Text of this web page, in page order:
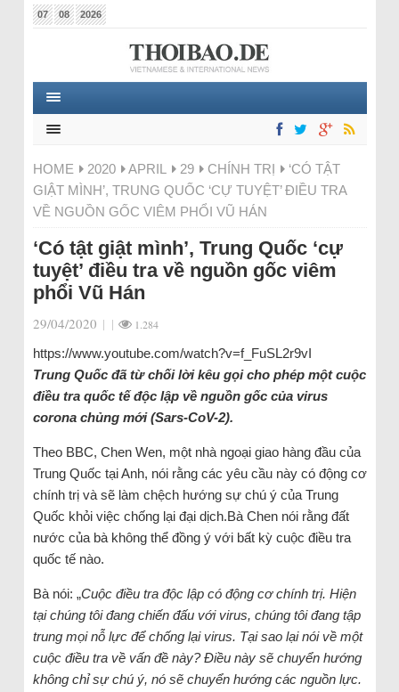
07 08 2026
HOME 2020 APRIL 29 CHÍNH TRỊ
‘CÓ TẬT
GIẬT MÌNH’, TRUNG QUỐC ‘CỰ TUYỆT’ ĐIỀU TRA
VỀ NGUỒN GỐC VIÊM PHỔI VŨ HÁN
‘Có tật giật mình’, Trung Quốc ‘cự
tuyệt’ điều tra về nguồn gốc viêm
phổi Vũ Hán
29/04/2020 | | 1.284
https://www.youtube.com/watch?v=f_FuSL2r9vI
Trung Quốc đã từ chối lời kêu gọi cho phép một cuộc
điều tra quốc tế độc lập về nguồn gốc của virus
corona chủng mới (Sars-CoV-2).
Theo BBC, Chen Wen, một nhà ngoại giao hàng đầu của
Trung Quốc tại Anh, nói rằng các yêu cầu này có động cơ
chính trị và sẽ làm chệch hướng sự chú ý của Trung
Quốc khỏi việc chống lại đại dịch.Bà Chen nói rằng đất
nước của bà không thể đồng ý với bất kỳ cuộc điều tra
quốc tế nào.
Bà nói: „Cuộc điều tra độc lập có động cơ chính trị. Hiện
tại chúng tôi đang chiến đấu với virus, chúng tôi đang tập
trung mọi nỗ lực để chống lại virus. Tại sao lại nói về một
cuộc điều tra về vấn đề này? Điều này sẽ chuyển hướng
không chỉ sự chú ý, nó sẽ chuyển hướng các nguồn lực.